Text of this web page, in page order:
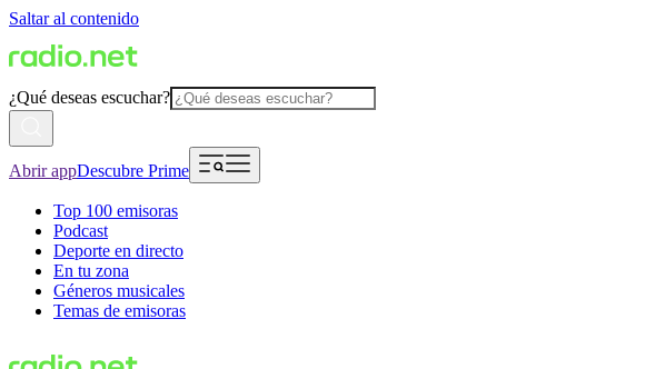
Saltar al contenido
¿Qué deseas escuchar?
Abrir appDescubre Prime
Top 100 emisoras
Podcast
Deporte en directo
En tu zona
Géneros musicales
Temas de emisoras